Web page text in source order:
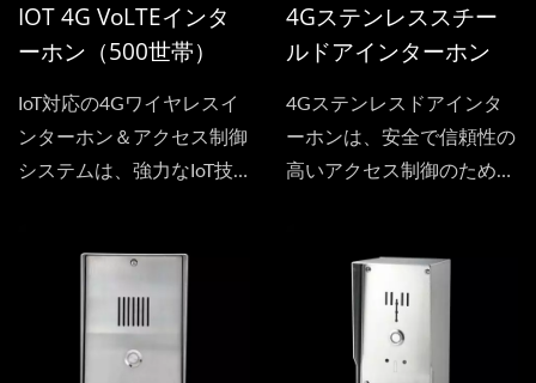
したりできます。そのた
め、従来のリモコンを必要
今ではスマートフォンから
直接ゲートを開けることが
IOT 4G VoLTEインタ
ーホン（500世帯）
IoT対応の4Gワイヤレスイ
ンターホン＆アクセス制御
システムは、強力なIoT技
4Gステンレススチー
ルドアインターホン
4Gステンレスドアインタ
ーホンは、安全で信頼性の
高いアクセス制御のために
レススチールで作られてお
り、さまざまな天候条件に
耐えるための耐久性と長寿
命を保証しています。